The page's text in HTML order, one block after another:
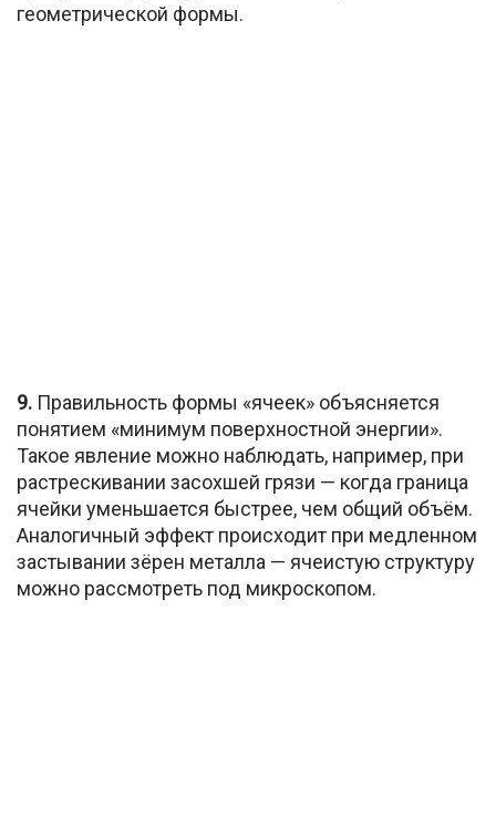
геометрической формы.
9. Правильность формы «ячеек» объясняется
понятием «минимум поверхностной энергии».
Такое явление можно наблюдать, например, при
растрескивании засохшей грязи — когда граница
ячейки уменьшается быстрее, чем общий объём.
Аналогичный эффект происходит при медленном
застывании зёрен металла — ячеистую структуру
можно рассмотреть под микроскопом.